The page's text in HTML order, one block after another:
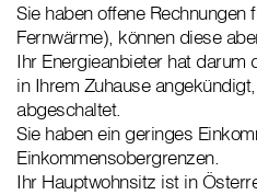
Sie haben offene Rechnungen
Fernwärme), können diese
Ihr Energieanbieter hat darum
in Ihrem Zuhause
abgeschaltet.
Sie haben ein geringes
Einkommensobergrenzen.
Ihr Hauptwohnsitz ist in